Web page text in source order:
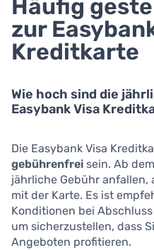
Häufig
zur
Kreditkarte
Wie hoch sind die
Easybank Visa
Die Easybank Visa
gebührenfrei sein. Ab
jährliche Gebühr anfallen,
mit der Karte. Es ist
Konditionen bei
um sicherzustellen, dass
Angeboten profitieren.